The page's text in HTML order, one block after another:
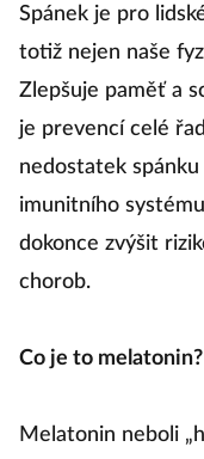
Spánek je pro
totiž nejen naše
Zlepšuje paměť a
je prevencí celé
nedostatek
imunitního
dokonce zvýšit
chorob.
Co je to melatonin?
Melatonin neboli